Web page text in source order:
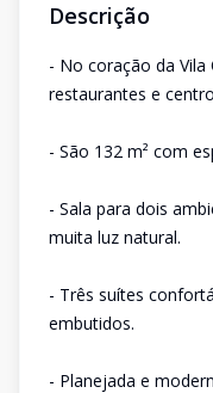
Descrição
- No coração da
restaurantes e
- São 132 m² com
- Sala para dois
muita luz natural.
- Três suítes
embutidos.
- Planejada e